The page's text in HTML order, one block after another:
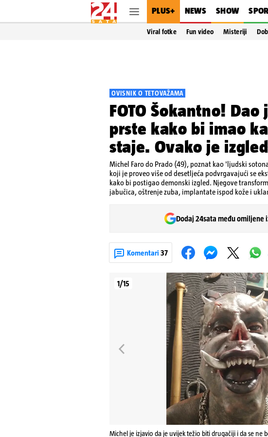
PLUS+ NEWS SHOW
Viral fotke Fun video Misteriji
OVISNIK O TETOVAŽAMA
FOTO Šokantno!
prste kako bi imao
staje. Ovako je
Michel Faro do Prado (49), poznat kao 'ljudski
koji je proveo više od desetljeća podvrgavajući se
kako bi postigao demonski izgled. Njegove
jabučica, oštrenje zuba, implantate ispod kože i
Dodaj 24sata među omiljene
Komentari 37
1/15
Michel je izjavio da je uvijek težio biti drugačiji i da se